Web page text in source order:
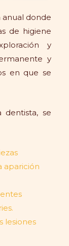
anual donde
de higiene
y
y
en que se
se
aparición
lesiones